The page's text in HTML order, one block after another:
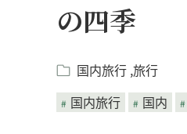
の四季
国内旅行 旅行
国内旅行
国内